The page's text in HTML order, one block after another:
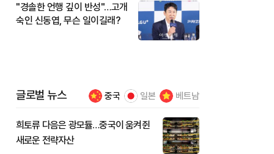
"경솔한 언행 깊이 반성"…고개
숙인 신동엽, 무슨 일이길래?
글로벌 뉴스 중국 일본 베트남
희토류 다음은 광모듈…중국이 움켜쥔
새로운 전략자산